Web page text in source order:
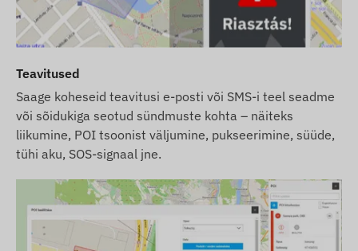
Teavitused
Saage koheseid teavitusi e-posti või SMS-i teel seadme
või sõidukiga seotud sündmuste kohta – näiteks
liikumine, POI tsoonist väljumine, pukseerimine, süüde,
tühi aku, SOS-signaal jne.